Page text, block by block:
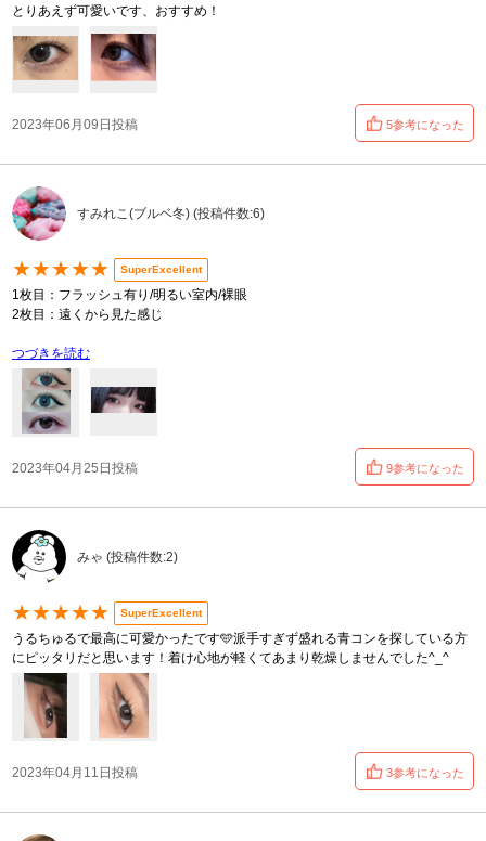
とりあえず可愛いです、おすすめ！
2023年06月09日投稿 5参考になった
すみれこ(ブルベ冬) (投稿件数:6)
★★★★★ SuperExcellent
1枚目：フラッシュ有り/明るい室内/裸眼
2枚目：遠くから見た感じ
つづきを読む
2023年04月25日投稿 9参考になった
みゃ (投稿件数:2)
★★★★★ SuperExcellent
うるちゅるで最高に可愛かったです🩵派手すぎず盛れる青コンを探している方
にピッタリだと思います！着け心地が軽くてあまり乾燥しませんでした^_^
2023年04月11日投稿 3参考になった